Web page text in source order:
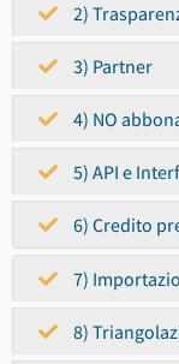
2)
3) Partner
4) NO
5) API e
6) Credito
7)
8)